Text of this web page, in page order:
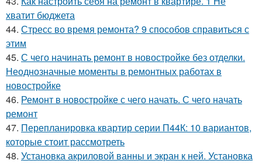
хватит бюджета
44. Стресс во время ремонта? 9 способов справиться с
этим
45. С чего начинать ремонт в новостройке без отделки.
Неоднозначные моменты в ремонтных работах в
новостройке
46. Ремонт в новостройке с чего начать. С чего начать
ремонт
47. Перепланировка квартир серии П44К: 10 вариантов,
которые стоит рассмотреть
48. Установка акриловой ванны и экран к ней. Установка